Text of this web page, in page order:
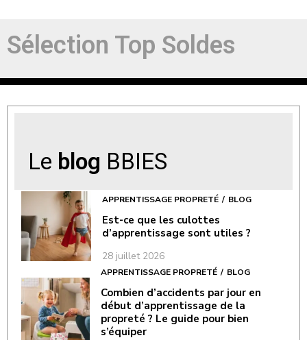
Sélection Top Soldes
Le blog BBIES
APPRENTISSAGE PROPRETÉ BLOG
Est-ce que les culottes
d’apprentissage sont utiles ?
28 juillet 2026
APPRENTISSAGE PROPRETÉ BLOG
Combien d’accidents par jour en
début d’apprentissage de la
propreté ? Le guide pour bien
s’équiper